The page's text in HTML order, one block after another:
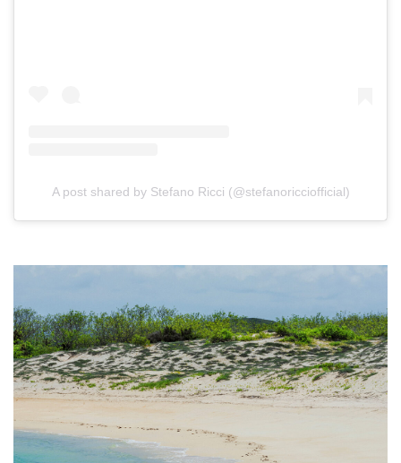
A post shared by Stefano Ricci (@stefanoricciofficial)